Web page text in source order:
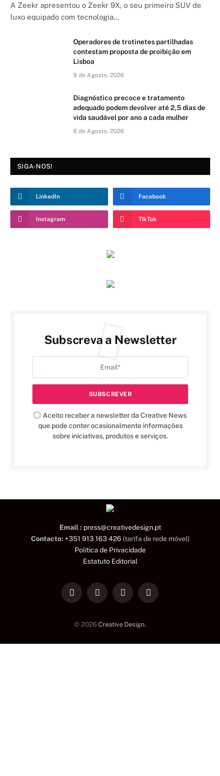
A Zeekr apresentou o Zeekr 9X, o seu primeiro SUV de
luxo equipado com tecnologia…
Operadores de trotinetes partilhadas
contestam proposta de proibição em
Lisboa
9 de Agosto, 2026
Diagnóstico precoce e tratamento
adequado podem devolver até 2,5 dias de
vida saudável por ano a cada mulher
8 de Agosto, 2026
SIGA-NOS!
LinkedIn Facebook
Instagram TikTok
Subscreva a Newsletter
Aceito receber a newsletter da Creative News
que pode conter ocasionalmente informações
sobre iniciativas, produtos e serviços.
Email : press@creativedesign.pt
Contacto: +351 913 163 426 (tarifa de rede móvel)
Política de Privacidade
Estatuto Editorial
LinkedInFacebookInstagramTikTok
© 2026 Creative Design.